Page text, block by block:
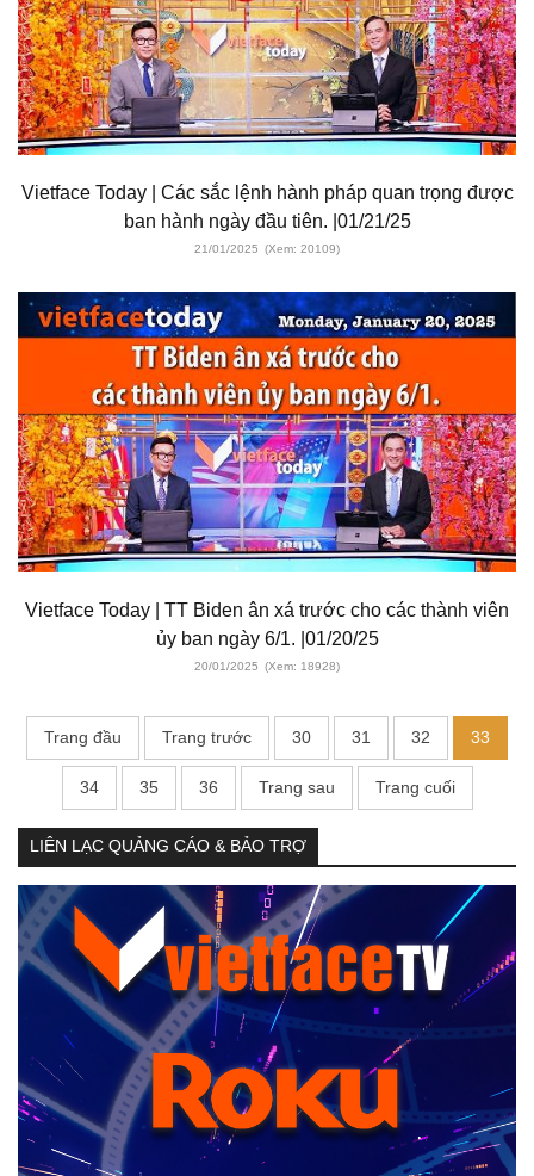
Vietface Today | Các sắc lệnh hành pháp quan trọng được
ban hành ngày đầu tiên. |01/21/25
21/01/2025 (Xem: 20109)
Vietface Today | TT Biden ân xá trước cho các thành viên
ủy ban ngày 6/1. |01/20/25
20/01/2025 (Xem: 18928)
Trang đầu Trang trước 30 31 32 33
34 35 36 Trang sau Trang cuối
LIÊN LẠC QUẢNG CÁO & BẢO TRỢ